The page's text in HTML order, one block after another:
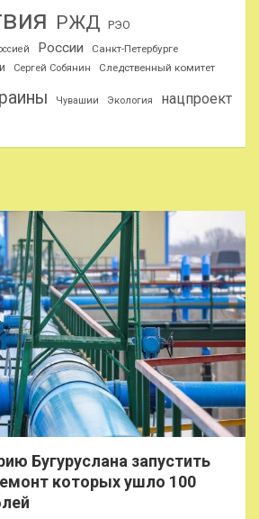
РЖД РЭО
России Санкт-Петербурге
Сергей Собянин Следственный комитет
Чувашии Экология
нацпроект
Бугуруслана запустить
которых ушло 100